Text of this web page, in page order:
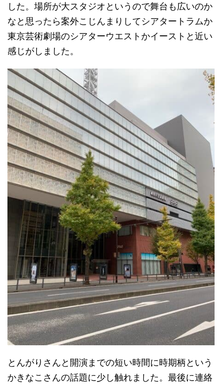
した。場所が大スタジオというので舞台も広いのか
なと思ったら案外こじんまりしてシアタートラムか
東京芸術劇場のシアターウエストかイーストと近い
感じがしました。
とんがりさんと開演までの短い時間に時期柄という
かきなこさんの話題に少し触れました。最後に連絡